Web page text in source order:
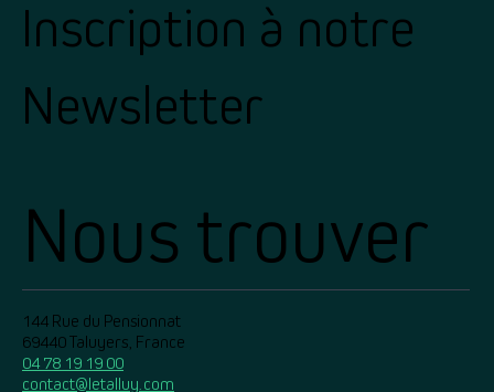
Inscription à notre
Newsletter
Nous trouver
144 Rue du Pensionnat
69440 Taluyers, France
04 78 19 19 00
contact@letalluy.com